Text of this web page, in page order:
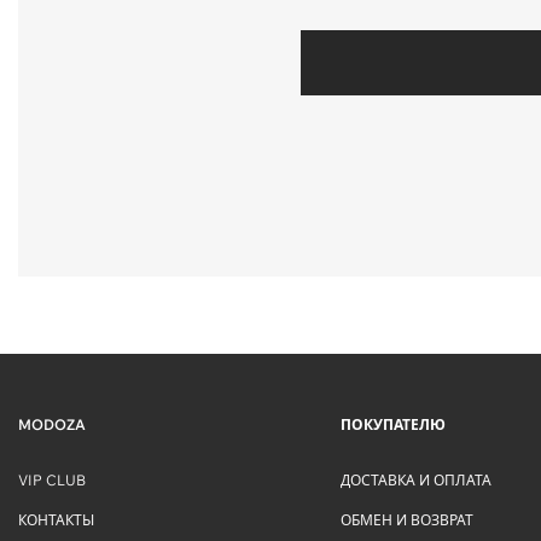
MODOZA
VIP CLUB
КОНТАКТЫ
ПОКУПАТЕЛЮ
ДОСТАВКА И ОПЛАТА
ОБМЕН И ВОЗВРАТ